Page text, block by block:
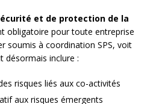
et de protection de la
obligatoire pour toute entreprise
soumis à coordination SPS, voit
désormais inclure :
risques liés aux co-activités
aux risques émergents